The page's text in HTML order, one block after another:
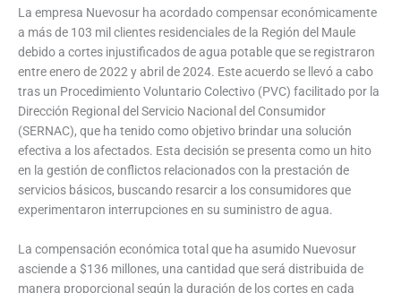
La empresa Nuevosur ha acordado compensar económicamente
a más de 103 mil clientes residenciales de la Región del Maule
debido a cortes injustificados de agua potable que se registraron
entre enero de 2022 y abril de 2024. Este acuerdo se llevó a cabo
tras un Procedimiento Voluntario Colectivo (PVC) facilitado por la
Dirección Regional del Servicio Nacional del Consumidor
(SERNAC), que ha tenido como objetivo brindar una solución
efectiva a los afectados. Esta decisión se presenta como un hito
en la gestión de conflictos relacionados con la prestación de
servicios básicos, buscando resarcir a los consumidores que
experimentaron interrupciones en su suministro de agua.
La compensación económica total que ha asumido Nuevosur
asciende a $136 millones, una cantidad que será distribuida de
manera proporcional según la duración de los cortes en cada